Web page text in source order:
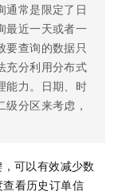
通常是限定了日
最近一天或者一
要查询的数据只
充分利用分布式
能力。日期、时
分区来考虑，
可以有效减少数
看历史订单信